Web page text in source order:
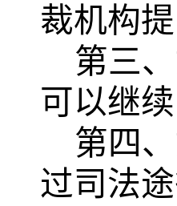
裁机构
第三
可以继
第四
过司法